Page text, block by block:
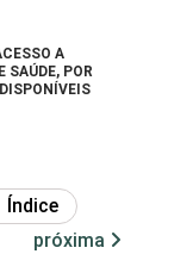
A
SAÚDE, POR
Índice
próxima